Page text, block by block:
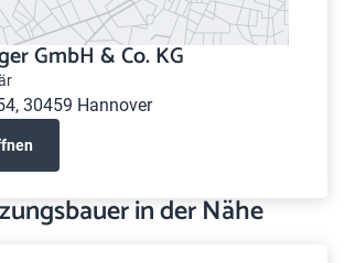
GmbH & Co. KG
30459 Hannover
in der Nähe